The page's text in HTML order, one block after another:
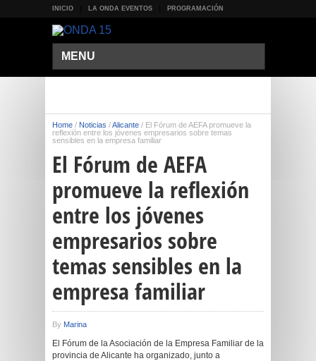
INICIO LA ONDA EVENTOS PROGRAMACIÓN
MENU
Home / Noticias /Alicante / El Fórum de AEFA promueve la
reflexión entre los jóvenes empresarios sobre temas
sensibles en la empresa familiar
El Fórum de AEFA
promueve la reflexión
entre los jóvenes
empresarios sobre
temas sensibles en la
empresa familiar
By Marina
El Fórum de la Asociación de la Empresa Familiar de la
provincia de Alicante ha organizado, junto a